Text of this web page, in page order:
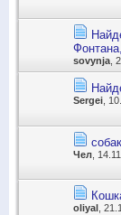
sovynja ,
Sergei ,
Чел ,
oliyal ,